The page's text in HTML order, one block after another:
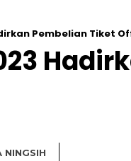
Pembelian Tiket
NINGSIH